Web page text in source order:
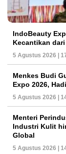
IndoBeauty
Kecantikan
5 Agustus 2026 |
Menkes Budi
Expo 2026,
5 Agustus 2026 |
Menteri
Industri Kulit
Global
5 Agustus 2026 |